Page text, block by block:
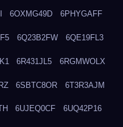
6OXMG49D 6PHYGAFF
6Q23B2FW 6QE19FL3
6R431JL5 6RGMWOLX
6SBTC8OR 6T3R3AJM
6UJEQ0CF 6UQ42P16